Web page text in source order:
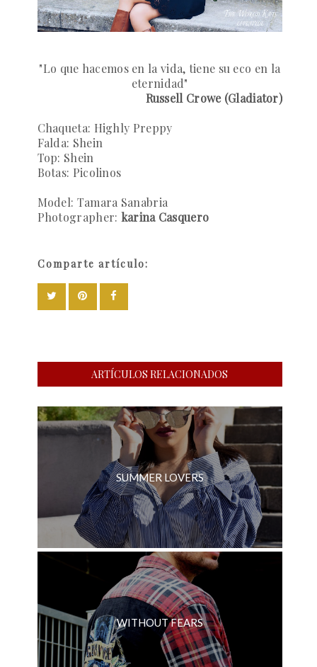
"Lo que hacemos en la vida, tiene su eco en la
eternidad"
Russell Crowe (Gladiator)
Chaqueta: Highly Preppy
Falda: Shein
Top: Shein
Botas: Picolinos
Model: Tamara Sanabria
Photographer: karina Casquero
Comparte artículo:
ARTÍCULOS RELACIONADOS
SUMMER LOVERS
WITHOUT FEARS